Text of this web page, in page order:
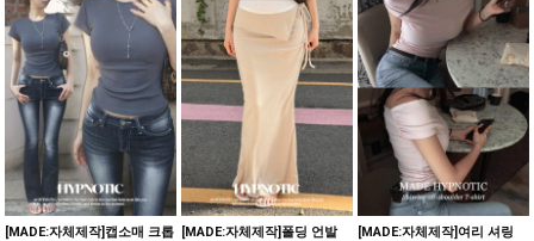
[MADE:자체제작]캡소매 크롭
[MADE:자체제작]폴딩 언발
[MADE:자체제작]여리 셔링